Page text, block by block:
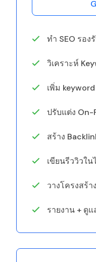
ทำ SEO รอง
วิเคราะห์
เพิ่ม
ปรับแต่ง On-
สร้าง
เขียนรีววิวใน
วางโครงสร้า
รายงาน + ดู